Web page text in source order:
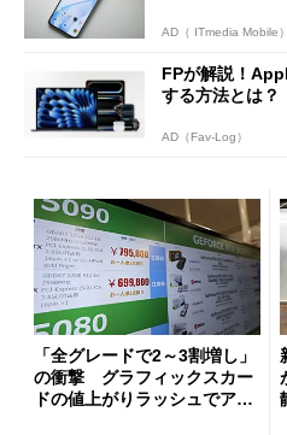
AD（ ITmedia Mobile）
FPが解説！
する方法とは？
AD（Fav-Log）
「全グレードで2～3割増し」
の衝撃 グラフィックスカー
ドの値上がりラッシュでアキ